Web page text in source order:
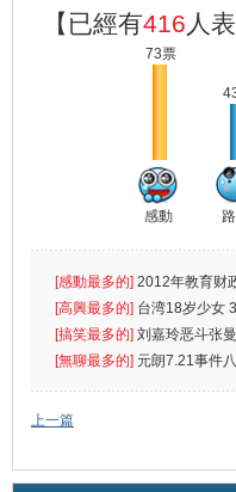
【已經有416 人
73票
感動
[感動最多的] 2012年教育财
出首位
[高興最多的] 台湾18岁少女
[搞笑最多的] 刘嘉玲恶斗张
遮
[無聊最多的] 元朗7.21事件
催
上一篇